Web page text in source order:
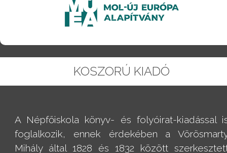
KOSZORÚ KIADÓ
A Népfőiskola könyv- és folyóirat-kiadással
foglalkozik, ennek érdekében a
Mihály által 1828 és 1832 között